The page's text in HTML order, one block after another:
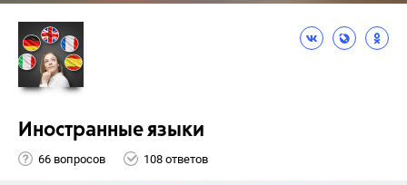
Иностранные языки
66 вопросов 108 ответов